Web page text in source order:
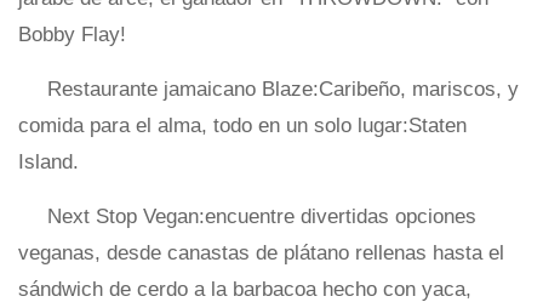
Bobby Flay!
Restaurante jamaicano Blaze:Caribeño, mariscos, y
comida para el alma, todo en un solo lugar:Staten
Island.
Next Stop Vegan:encuentre divertidas opciones
veganas, desde canastas de plátano rellenas hasta el
sándwich de cerdo a la barbacoa hecho con yaca,